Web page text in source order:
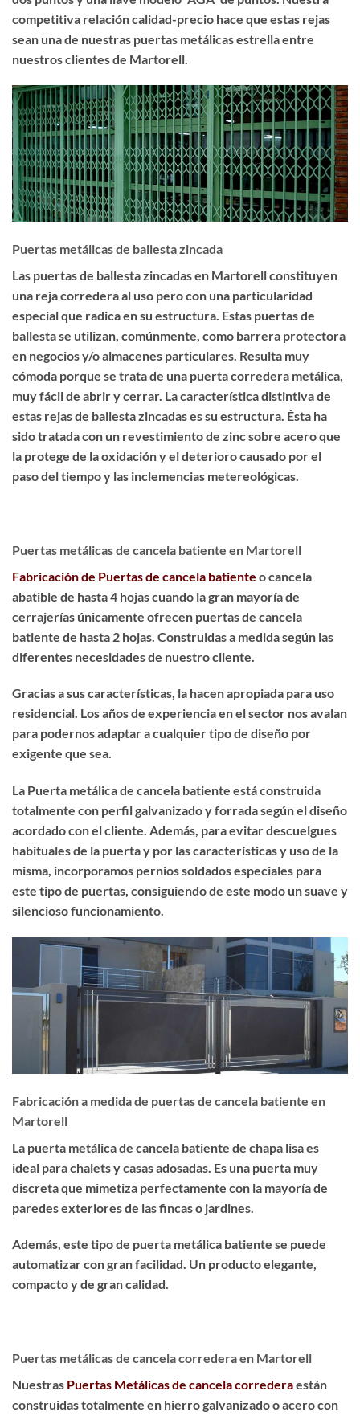
competitiva relación calidad-precio hace que estas rejas
sean una de nuestras puertas metálicas estrella entre
nuestros clientes de Martorell.
Puertas metálicas de ballesta zincada
Las puertas de ballesta zincadas en Martorellconstituyen
una reja corredera al uso pero con una particularidad
especial que radica en su estructura. Estas puertas de
ballesta se utilizan, comúnmente, como barrera protectora
en negocios y/o almacenes particulares. Resulta muy
cómoda porque se trata de una puerta corredera metálica,
muy fácil de abrir y cerrar. La característica distintiva de
estas rejas de ballesta zincadas es su estructura. Ésta ha
sidotratada con un revestimiento de zinc sobre aceroque
la protege de la oxidación y el deterioro causado por el
paso del tiempo y las inclemencias metereológicas.
Puertas metálicas de cancela batiente en Martorell
Fabricación de Puertas de cancela batiente o cancela
abatible de hasta 4 hojas cuando la gran mayoría de
cerrajerías únicamente ofrecen puertas de cancela
batiente de hasta 2 hojas. Construidas a medida según las
diferentes necesidades de nuestro cliente.
Gracias a sus características, la hacen apropiada para uso
residencial. Los años de experiencia en el sector nos avalan
para podernos adaptar a cualquier tipo de diseño por
exigente que sea.
La Puerta metálica de cancela batiente está construida
totalmente con perfil galvanizado y forrada según el diseño
acordado con el cliente. Además, para evitar descuelgues
habituales de la puerta y por las características y uso de la
misma, incorporamos pernios soldados especiales para
este tipo de puertas, consiguiendo de este modo un suave y
silencioso funcionamiento.
Fabricación a medida de puertas de cancela batiente en
Martorell
La puerta metálica de cancela batiente de chapa lisa es
ideal para chalets y casas adosadas . Es una puerta muy
discreta que mimetiza perfectamente con la mayoría de
paredes exteriores de las fincas o jardines.
Además, este tipo de puerta metálica batiente se puede
automatizar con gran facilidad. Un productoelegante,
compacto y de gran calidad.
Puertas metálicas de cancela corredera en Martorell
Nuestras Puertas Metálicas de cancela correderaestán
construidas totalmente en hierro galvanizado o acero con